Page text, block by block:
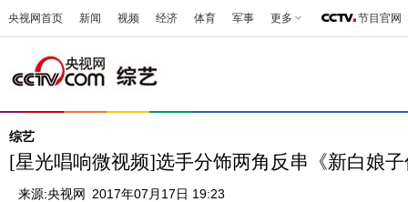
央视网首页 新闻 视频 经济 体育 军事 更多 节目官网
综艺
[星光唱响微视频]选手分饰两角反串《新白娘
来源:央视网 2017年07月17日 19:23